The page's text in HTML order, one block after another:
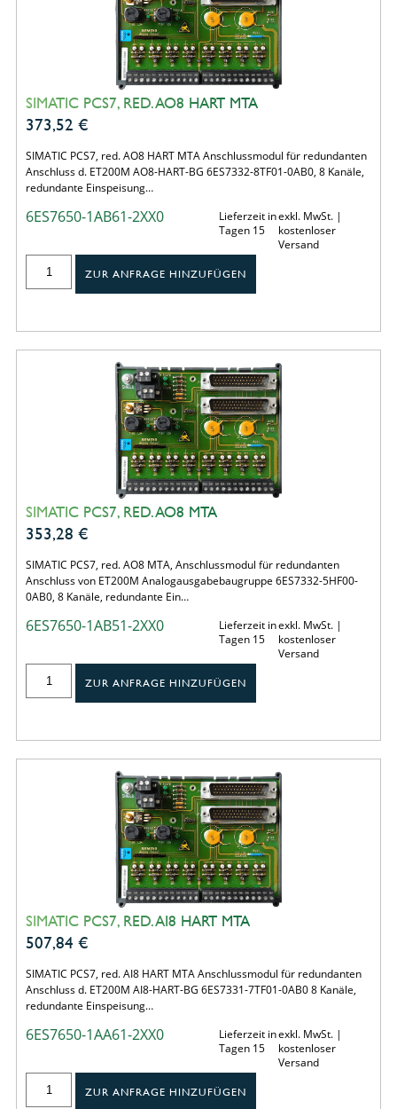
SIMATIC PCS7, RED. AO8 HART MTA
373,52 €
SIMATIC PCS7, red. AO8 HART MTA Anschlussmodul für redundanten
Anschluss d. ET200M AO8-HART-BG 6ES7332-8TF01-0AB0, 8 Kanäle,
redundante Einspeisung…
6ES7650-1AB61-2XX0
Lieferzeit in
Tagen 15
exkl. MwSt. |
kostenloser
Versand
ZUR ANFRAGE HINZUFÜGEN
SIMATIC PCS7, RED. AO8 MTA
353,28 €
SIMATIC PCS7, red. AO8 MTA, Anschlussmodul für redundanten
Anschluss von ET200M Analogausgabebaugruppe 6ES7332-5HF00-
0AB0, 8 Kanäle, redundante Ein…
6ES7650-1AB51-2XX0
Lieferzeit in
Tagen 15
exkl. MwSt. |
kostenloser
Versand
ZUR ANFRAGE HINZUFÜGEN
SIMATIC PCS7, RED. AI8 HART MTA
507,84 €
SIMATIC PCS7, red. AI8 HART MTA Anschlussmodul für redundanten
Anschluss d. ET200M AI8-HART-BG 6ES7331-7TF01-0AB0 8 Kanäle,
redundante Einspeisung…
6ES7650-1AA61-2XX0
Lieferzeit in
Tagen 15
exkl. MwSt. |
kostenloser
Versand
ZUR ANFRAGE HINZUFÜGEN